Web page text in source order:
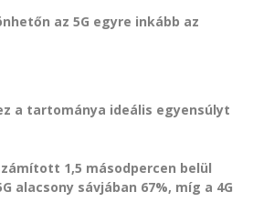
az 5G egyre inkább az
a tartománya ideális egyensúlyt
1,5 másodpercen belül
alacsony sávjában 67%, míg a 4G